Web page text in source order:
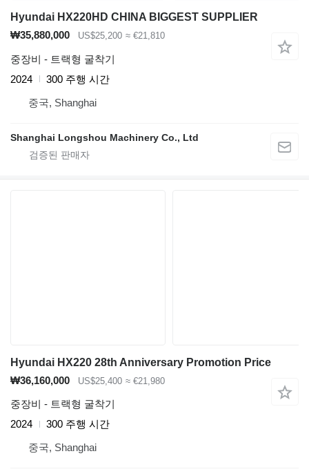
Hyundai HX220HD CHINA BIGGEST SUPPLIER
₩35,880,000
US$25,200 ≈ €21,810
중장비 - 트랙형 굴착기
2024
300 주행 시간
중국, Shanghai
Shanghai Longshou Machinery Co., Ltd
Hyundai HX220 28th Anniversary Promotion Price
₩36,160,000
US$25,400 ≈ €21,980
중장비 - 트랙형 굴착기
2024
300 주행 시간
중국, Shanghai